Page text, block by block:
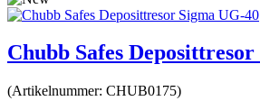
Chubb Safes
(Artikelnummer: CHUB0175)